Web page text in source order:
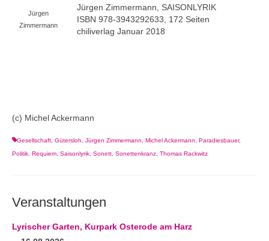
Jürgen
Zimmermann
Jürgen Zimmermann, SAISONLYRIK
ISBN 978-3943292633, 172 Seiten
chiliverlag Januar 2018
(c) Michel Ackermann
Gesellschaft Gütersloh Jürgen Zimmermann Michel Ackermann Paradiesbauer,
Politik Requiem Saisonlyrik Sonett Sonettenkranz Thomas Rackwitz
Veranstaltungen
Lyrischer Garten, Kurpark Osterode am Harz